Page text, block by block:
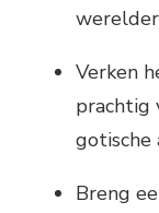
Verken
prachtig
gotische
Breng